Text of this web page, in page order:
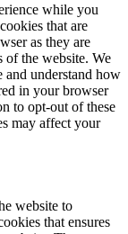
while you
that are
as they are
of the website. We
and understand how
in your browser
to opt-out of these
may affect your
website to
that ensures